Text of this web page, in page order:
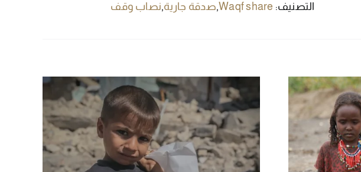
التصنيف: Waqf share
,صدقة جارية,نصاب وقف